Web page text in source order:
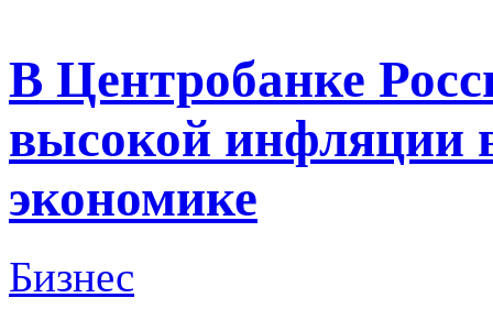
В Центробанке
высокой инфляции
экономике
Бизнес